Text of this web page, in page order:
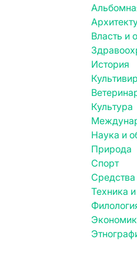
Власть и
История
Культура
Наука и
Природа
Спорт
Техника